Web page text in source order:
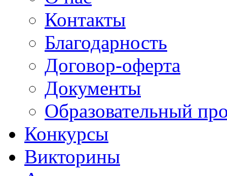
Контакты
Благодарность
Договор-оферта
Документы
Образовательный
Конкурсы
Викторины